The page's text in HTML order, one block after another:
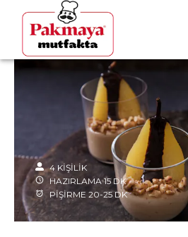
4 KİŞİLİK
HAZIRLAMA 15 DK
PİŞİRME 20-25 DK